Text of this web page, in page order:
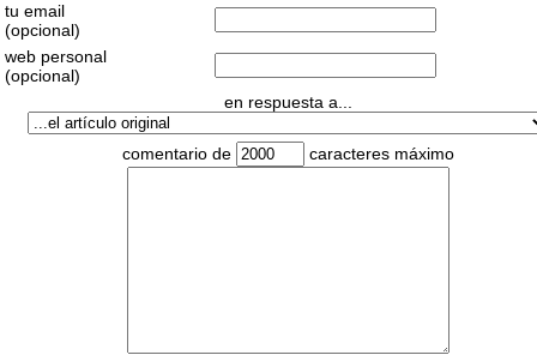
tu email
(opcional)
web personal
(opcional)
en respuesta a...
comentario de caracteres máximo